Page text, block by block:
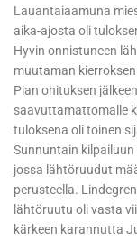
Lauantaiaamuna
aika-ajosta oli
Hyvin onnistuneen
muutaman
Pian ohituksen
saavuttamattomalle
tuloksena oli toinen
Sunnuntain
jossa lähtöruudut
perusteella.
lähtöruutu oli vasta
kärkeen karannutta